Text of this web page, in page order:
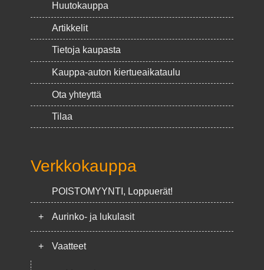
Huutokauppa
Artikkelit
Tietoja kaupasta
Kauppa-auton kiertueaikataulu
Ota yhteyttä
Tilaa
Verkkokauppa
POISTOMYYNTI, Loppuerät!
+ Aurinko- ja lukulasit
+ Vaatteet